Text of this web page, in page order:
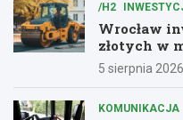
/H2
Wrocław
złotych w
5 sierpnia 2026
KOMUNIKACJA